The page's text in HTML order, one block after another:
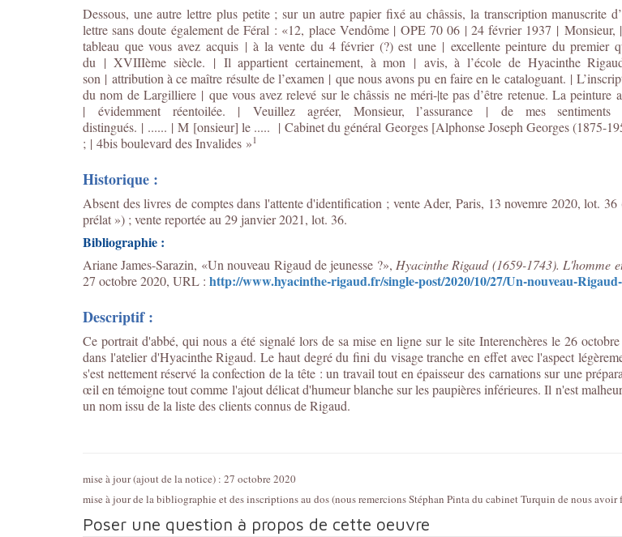
Dessous, une autre lettre plus petite ; sur un autre papier fixé au châssis, la transcription manuscrite
lettresans doute également de Féral : «12, place Vendôme | OPE 70 06 | 24 février 1937 | Monsieur,
tableau que vous avez acquis | à la vente du 4 février (?) est une | excellente peinture du premier
du | XVIIIème siècle. | Il appartient certainement, à mon | avis, à l’école de Hyacinthe
son | attribution à ce maître résulte de l’examen | que nous avons pu en faire en le cataloguant. |
du nom de Largilliere | que vous avez relevé sur le châssis ne méri-|te pas d’être retenue. La peinture
| évidemment réentoilée. | Veuillez agréer, Monsieur, l’assurance | de mes sentiments
distingués. | ...... | M [onsieur] le ..... | Cabinet du général Georges [Alphonse Joseph Georges (1875-
; | 4bis boulevard des Invalides »1
Historique :
Absent des livres de comptes dans l'attente d'identification ; vente Ader, Paris, 13 novemre 2020, lot.
prélat ») ; vente reportée au 29 janvier 2021, lot. 36.
Bibliographie :
Ariane James-Sarazin, «Un nouveau Rigaud de jeunesse ?», Hyacinthe Rigaud (1659-1743). L'homme
27 octobre 2020, URL : http://www.hyacinthe-rigaud.fr/single-post/2020/10/27/Un-nouveau-
Descriptif :
Ce portrait d'abbé, qui nous a été signalé lors de sa mise en ligne sur le site Interenchères le 26
dans l'atelier d'Hyacinthe Rigaud. Le haut degré du fini du visage tranche en effet avec l'aspect
s'est nettement réservé la confection de la tête : un travail tout en épaisseur des carnations sur une
œil en témoigne tout comme l'ajout délicat d'humeur blanche sur les paupières inférieures. Il n'est
un nom issu de la liste des clients connus de Rigaud.
mise à jour (ajout de la notice) : 27 octobre 2020
mise à jour de la bibliographie et des inscriptions au dos (nous remercions Stéphan Pinta du cabinet Turquin de nous
Poser une question à propos de cette oeuvre